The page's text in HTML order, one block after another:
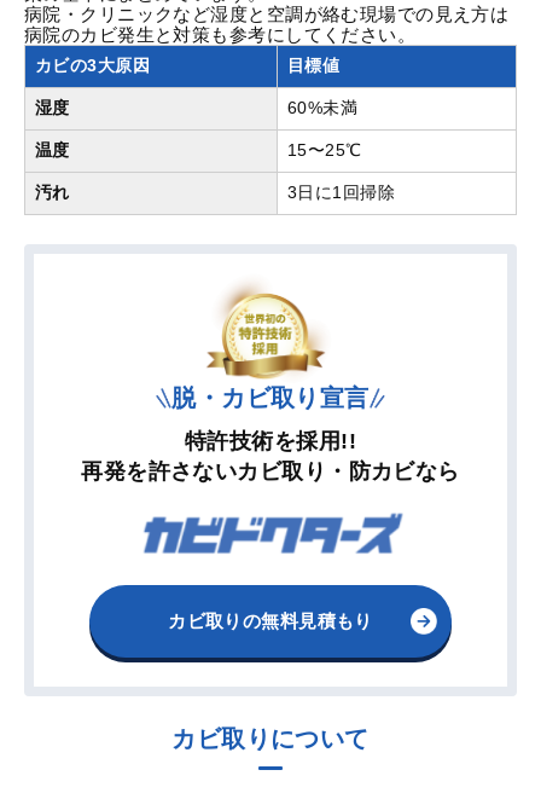
病院・クリニックなど湿度と空調が絡む現場での見え方は
病院のカビ発生と対策も参考にしてください。
カビの3大原因 目標値
湿度 60%未満
温度 15〜25℃
汚れ 3日に1回掃除
脱・カビ取り宣言
特許技術を採用!!
再発を許さないカビ取り・防カビなら
カビ取りの無料見積もり
カビ取りについて